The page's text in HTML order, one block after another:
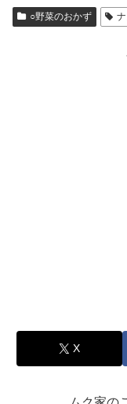
○野菜のおかず
X